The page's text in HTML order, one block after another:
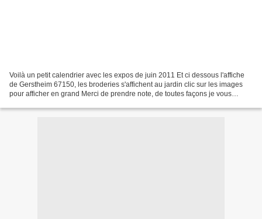
Voilà un petit calendrier avec les expos de juin 2011 Et ci dessous l'affiche
de Gerstheim 67150, les broderies s'affichent au jardin clic sur les images
pour afficher en grand Merci de prendre note, de toutes façons je vous